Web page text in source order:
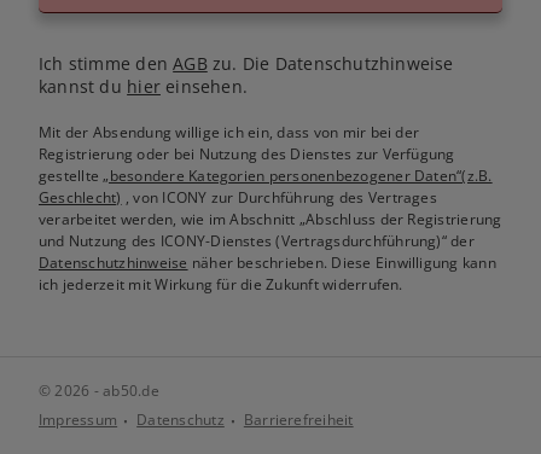
Ich stimme denAGB zu. Die Datenschutzhinweise
kannst du hiereinsehen.
Mit der Absendung willige ich ein, dass von mir bei der
Registrierung oder bei Nutzung des Dienstes zur Verfügung
gestellte„besondere Kategorien personenbezogener Daten“(z.B.
Geschlecht) , von ICONY zur Durchführung des Vertrages
verarbeitet werden, wie im Abschnitt „Abschluss der Registrierung
und Nutzung des ICONY-Dienstes (Vertragsdurchführung)“ der
Datenschutzhinweise näher beschrieben. Diese Einwilligung kann
ich jederzeit mit Wirkung für die Zukunft widerrufen.
© 2026 - ab50.de
Impressum
Datenschutz Barrierefreiheit